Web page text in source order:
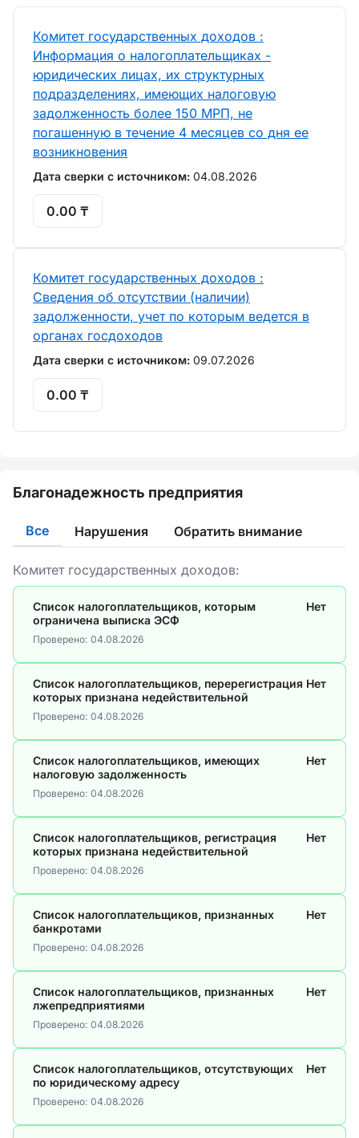
Комитет государственных доходов :
Информация о налогоплательщиках -
юридических лицах, их структурных
подразделениях, имеющих налоговую
задолженность более 150 МРП, не
погашенную в течение 4 месяцев со дня ее
возникновения
Дата сверки с источником: 04.08.2026
0.00 ₸
Комитет государственных доходов :
Сведения об отсутствии (наличии)
задолженности, учет по которым ведется в
органах госдоходов
Дата сверки с источником: 09.07.2026
0.00 ₸
Благонадежность предприятия
Все Нарушения Обратить внимание
Комитет государственных доходов:
Список налогоплательщиков, которым
ограничена выписка ЭСФ
Нет
Проверено: 04.08.2026
Список налогоплательщиков, перерегистрация
которых признана недействительной
Нет
Проверено: 04.08.2026
Список налогоплательщиков, имеющих
налоговую задолженность
Нет
Проверено: 04.08.2026
Список налогоплательщиков, регистрация
которых признана недействительной
Нет
Проверено: 04.08.2026
Список налогоплательщиков, признанных
банкротами
Нет
Проверено: 04.08.2026
Список налогоплательщиков, признанных
лжепредприятиями
Нет
Проверено: 04.08.2026
Список налогоплательщиков, отсутствующих
по юридическому адресу
Нет
Проверено: 04.08.2026